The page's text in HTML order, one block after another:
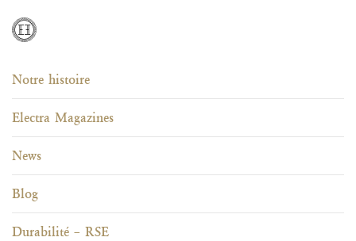
Notre histoire
Electra Magazines
News
Blog
Durabilité – RSE